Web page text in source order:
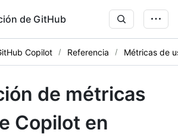
de GitHub
Copilot Referencia Métricas de
de métricas
Copilot en